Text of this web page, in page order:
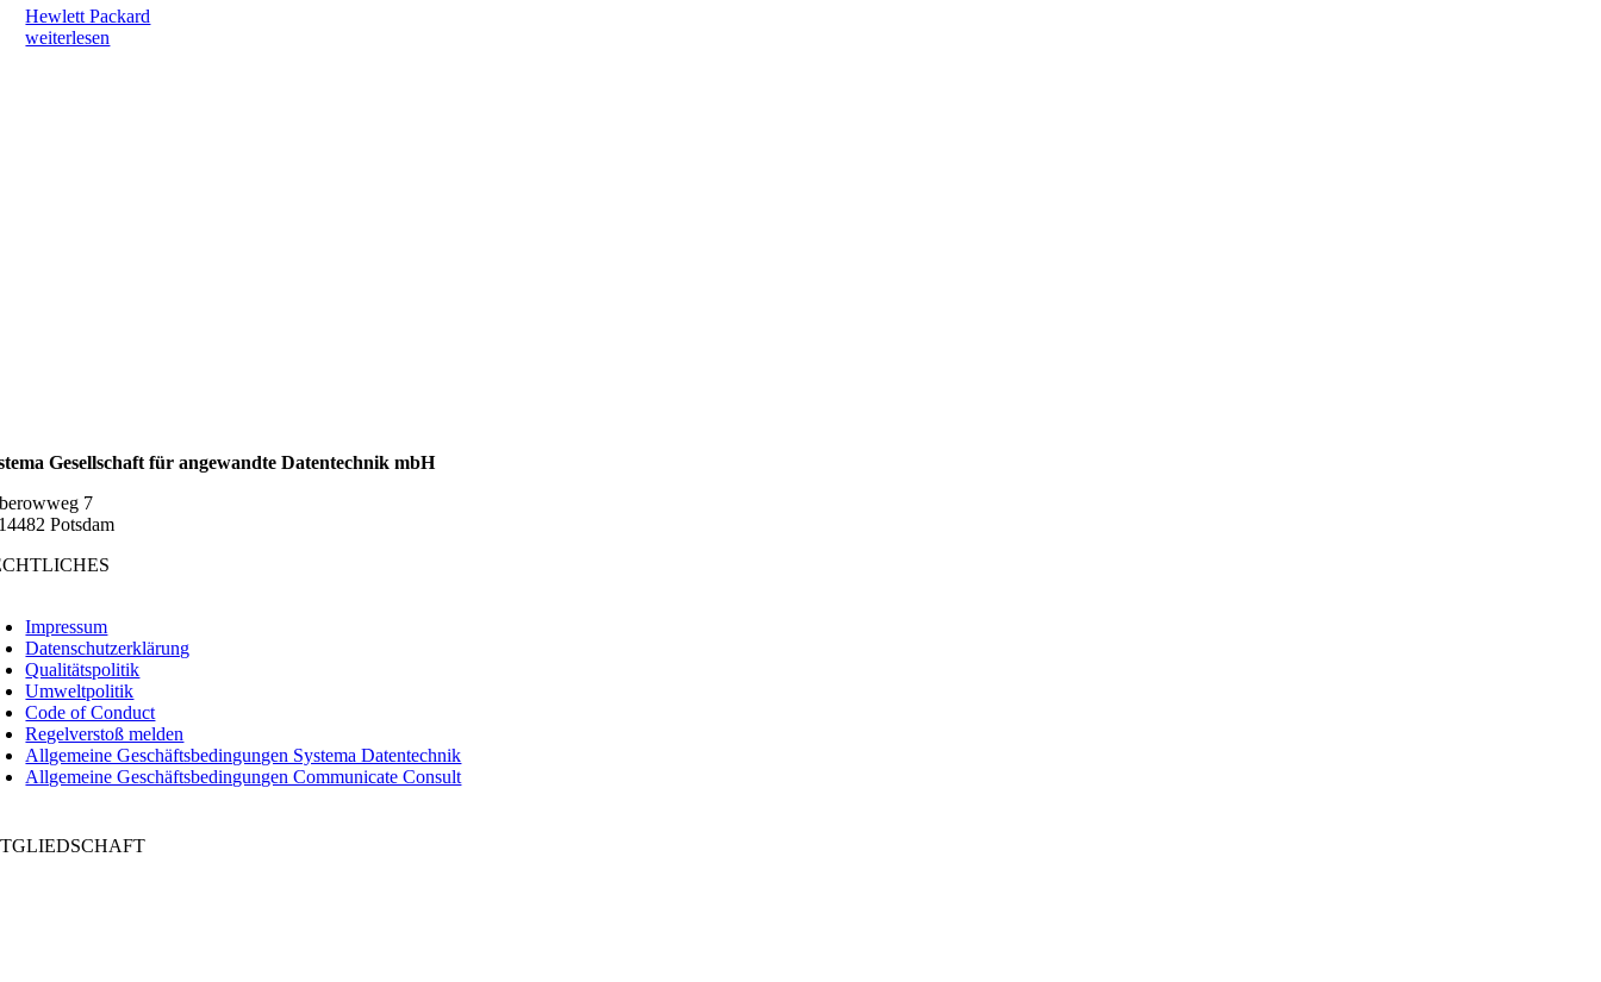
Hewlett Packard
weiterlesen
Gesellschaft für angewandte Datentechnik mbH
7
Potsdam
Impressum
Datenschutzerklärung
Qualitätspolitik
Umweltpolitik
Code of Conduct
Regelverstoß melden
Allgemeine Geschäftsbedingungen Systema Datentechnik
Allgemeine Geschäftsbedingungen Communicate Consult